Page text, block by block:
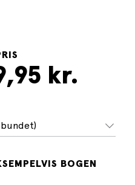
kr.
BOGEN